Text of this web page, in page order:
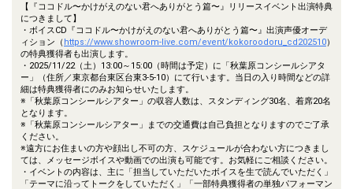
【『ココドル〜かけがえのない君へありがとう篇〜』リリースイベント出演特典
につきまして】
・ボイスCD『ココドル〜かけがえのない君へありがとう篇〜』出演声優オーデ
ィション（ https://www.showroom-live.com/event/kokoroodoru_cd202510）
の特典獲得者も出演します。
・2025/11/22（土）13:00～15:00（時間は予定）に「秋葉原コンシールシアタ
ー」（住所／東京都台東区台東3-5-10）にて行います。当日の入り時間などの詳
細は特典獲得者にのみお知らせいたします。
※「秋葉原コンシールシアター」の収容人数は、スタンディング30名、着席20名
となります。
※「秋葉原コンシールシアター」までの交通費は自己負担となりますのでご了承
ください。
※遠方にお住まいの方や顔出し不可の方、スケジュールが合わない方につきまし
ては、メッセージボイスや動画での出演も可能です。お気軽にご相談ください。
・イベントの内容は、主に「担当していただいたボイスを生で読んでいただく」
「テーマに沿ってトークをしていただく」「一部特典獲得者の単独パフォーマン